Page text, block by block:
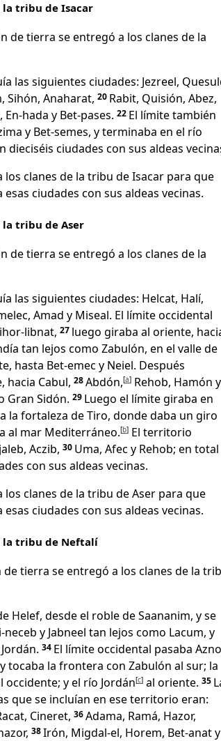
tribu de Isacar
de tierra se entregó a los clanes de la
las siguientes ciudades: Jezreel,
Sihón, Anaharat, 20 Rabit, Quisión, Abez,
En-hada y Bet-pases. 22 El límite también
y Bet-semes, y terminaba en el río
dieciséis ciudades con sus aldeas
los clanes de la tribu de Isacar para que
ciudades con sus aldeas vecinas.
tribu de Aser
de tierra se entregó a los clanes de la
las siguientes ciudades: Helcat, Halí,
Amad y Miseal. El límite occidental
libnat, 27 luego giraba al oriente,
tan lejos como Zabulón, en el valle de
hasta Bet-emec y Neiel. Después
hacia Cabul, 28Abdón,[a] Rehob, Hamón y
Gran Sidón. 29 Luego el límite giraba en
la fortaleza de Tiro, donde daba un giro
al mar Mediterráneo.[b] El territorio
Aczib, 30 Uma, Afec y Rehob; en total
con sus aldeas vecinas.
los clanes de la tribu de Aser para que
ciudades con sus aldeas vecinas.
la tribu de Neftalí
de tierra se entregó a los clanes de la
Helef, desde el roble de Saananim, y se
y Jabneel tan lejos como Lacum, y
34 El límite occidental pasaba
tocaba la frontera con Zabulón al sur; la
y el río Jordán[c] al oriente. 35
que se incluían en ese territorio eran:
Cineret, 36Adama, Ramá, Hazor,
38Irón, Migdal-el, Horem, Bet-anat y